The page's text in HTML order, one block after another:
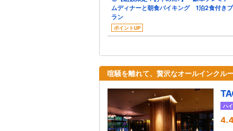
ムディナーと朝食バイキング 1泊2食付きプ
ラン
ポイントUP
喧騒を離れて、贅沢なオールインクル
ハ